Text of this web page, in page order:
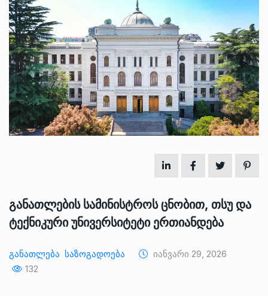
განათლების სამინისტროს ცნობით, თსუ და
ტექნიკური უნივერსიტეტი ერთიანდება
Განათლება Საზოგადოება
Იანვარი 29, 2026
132